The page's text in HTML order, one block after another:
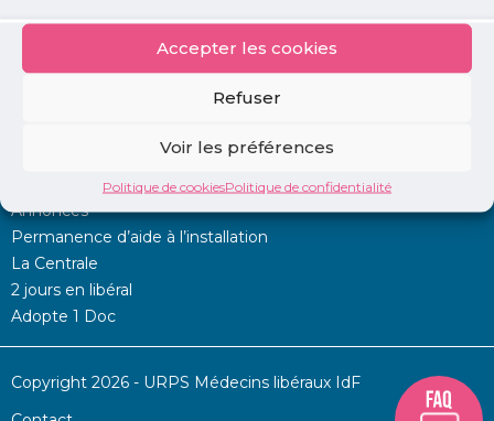
Accepter les cookies
Refuser
Voir les préférences
Politique de cookiesPolitique de confidentialité
Annonces
Permanence d’aide à l’installation
La Centrale
2 jours en libéral
Adopte 1 Doc
Copyright 2026 - URPS Médecins libéraux IdF